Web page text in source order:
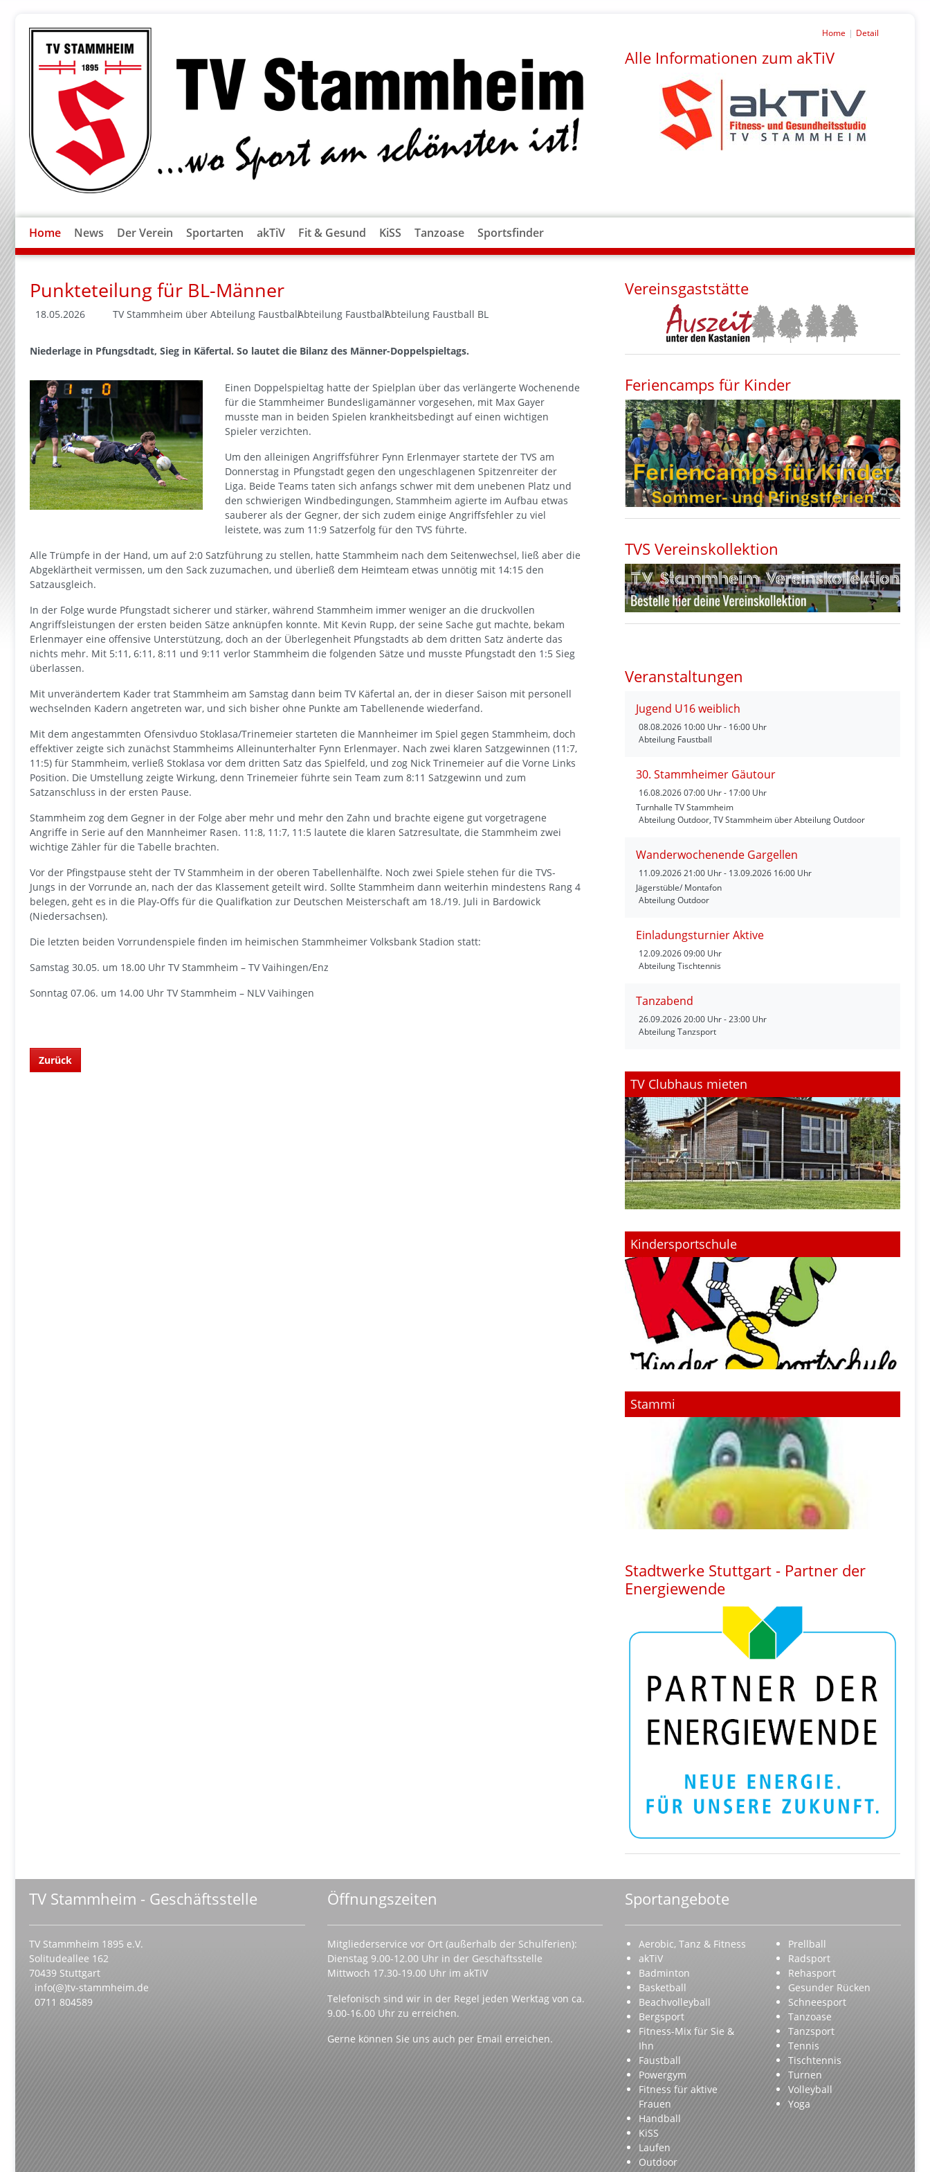
Home Detail
Alle Informationen zum akTiV
Home News Der Verein Sportarten akTiV Fit & Gesund KiSS Tanzoase Sportsfinder
Punkteteilung für BL-Männer
18.05.2026 TV Stammheim über Abteilung FaustballAbteilung FaustballAbteilung Faustball BL
Niederlage in Pfungsdtadt, Sieg in Käfertal. So lautet die Bilanz des Männer-Doppelspieltags.
Einen Doppelspieltag hatte der Spielplan über das verlängerte Wochenende
für die Stammheimer Bundesligamänner vorgesehen, mit Max Gayer
musste man in beiden Spielen krankheitsbedingt auf einen wichtigen
Spieler verzichten.
Um den alleinigen Angriffsführer Fynn Erlenmayer startete der TVS am
Donnerstag in Pfungstadt gegen den ungeschlagenen Spitzenreiter der
Liga. Beide Teams taten sich anfangs schwer mit dem unebenen Platz und
den schwierigen Windbedingungen, Stammheim agierte im Aufbau etwas
sauberer als der Gegner, der sich zudem einige Angriffsfehler zu viel
leistete, was zum 11:9 Satzerfolg für den TVS führte.
Alle Trümpfe in der Hand, um auf 2:0 Satzführung zu stellen, hatte Stammheim nach dem Seitenwechsel, ließ aber die
Abgeklärtheit vermissen, um den Sack zuzumachen, und überließ dem Heimteam etwas unnötig mit 14:15 den
Satzausgleich.
In der Folge wurde Pfungstadt sicherer und stärker, während Stammheim immer weniger an die druckvollen
Angriffsleistungen der ersten beiden Sätze anknüpfen konnte. Mit Kevin Rupp, der seine Sache gut machte, bekam
Erlenmayer eine offensive Unterstützung, doch an der Überlegenheit Pfungstadts ab dem dritten Satz änderte das
nichts mehr. Mit 5:11, 6:11, 8:11 und 9:11 verlor Stammheim die folgenden Sätze und musste Pfungstadt den 1:5 Sieg
überlassen.
Mit unverändertem Kader trat Stammheim am Samstag dann beim TV Käfertal an, der in dieser Saison mit personell
wechselnden Kadern angetreten war, und sich bisher ohne Punkte am Tabellenende wiederfand.
Mit dem angestammten Ofensivduo Stoklasa/Trinemeier starteten die Mannheimer im Spiel gegen Stammheim, doch
effektiver zeigte sich zunächst Stammheims Alleinunterhalter Fynn Erlenmayer. Nach zwei klaren Satzgewinnen (11:7,
11:5) für Stammheim, verließ Stoklasa vor dem dritten Satz das Spielfeld, und zog Nick Trinemeier auf die Vorne Links
Position. Die Umstellung zeigte Wirkung, denn Trinemeier führte sein Team zum 8:11 Satzgewinn und zum
Satzanschluss in der ersten Pause.
Stammheim zog dem Gegner in der Folge aber mehr und mehr den Zahn und brachte eigene gut vorgetragene
Angriffe in Serie auf den Mannheimer Rasen. 11:8, 11:7, 11:5 lautete die klaren Satzresultate, die Stammheim zwei
wichtige Zähler für die Tabelle brachten.
Vor der Pfingstpause steht der TV Stammheim in der oberen Tabellenhälfte. Noch zwei Spiele stehen für die TVS-
Jungs in der Vorrunde an, nach der das Klassement geteilt wird. Sollte Stammheim dann weiterhin mindestens Rang 4
belegen, geht es in die Play-Offs für die Qualifkation zur Deutschen Meisterschaft am 18./19. Juli in Bardowick
(Niedersachsen).
Die letzten beiden Vorrundenspiele finden im heimischen Stammheimer Volksbank Stadion statt:
Samstag 30.05. um 18.00 Uhr TV Stammheim – TV Vaihingen/Enz
Sonntag 07.06. um 14.00 Uhr TV Stammheim – NLV Vaihingen
Zurück
Vereinsgaststätte
Feriencamps für Kinder
TVS Vereinskollektion
Veranstaltungen
Jugend U16 weiblich
08.08.2026 10:00 Uhr - 16:00 Uhr
Abteilung Faustball
30. Stammheimer Gäutour
16.08.202607:00 Uhr - 17:00 Uhr
Turnhalle TV Stammheim
Abteilung Outdoor, TV Stammheim über Abteilung Outdoor
Wanderwochenende Gargellen
11.09.202621:00 Uhr - 13.09.2026 16:00 Uhr
Jägerstüble/ Montafon
Abteilung Outdoor
Einladungsturnier Aktive
12.09.202609:00 Uhr
Abteilung Tischtennis
Tanzabend
26.09.202620:00 Uhr - 23:00 Uhr
Abteilung Tanzsport
TV Clubhaus mieten
Kindersportschule
Stammi
Stadtwerke Stuttgart - Partner der
Energiewende
TV Stammheim - Geschäftsstelle
TV Stammheim 1895 e.V.
Solitudeallee 162
70439 Stuttgart
info(@)tv-stammheim.de
0711 804589
Öffnungszeiten
Mitgliederservice vor Ort (außerhalb der Schulferien):
Dienstag 9.00-12.00 Uhr in der Geschäftsstelle
Mittwoch 17.30-19.00 Uhr im akTiV
Telefonisch sind wir in der Regel jeden Werktag von ca.
9.00-16.00 Uhr zu erreichen.
Gerne können Sie uns auch per Email erreichen.
Sportangebote
Aerobic, Tanz & Fitness
akTiV
Badminton
Basketball
Beachvolleyball
Bergsport
Fitness-Mix für Sie &
Ihn
Faustball
Powergym
Fitness für aktive
Frauen
Handball
KiSS
Laufen
Outdoor
Prellball
Radsport
Rehasport
Gesunder Rücken
Schneesport
Tanzoase
Tanzsport
Tennis
Tischtennis
Turnen
Volleyball
Yoga